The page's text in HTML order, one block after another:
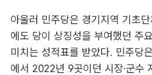
아울러 민주당은 경기지역 기초
에도 당이 상징성을 부여했던 주
미치는 성적표를 받았다. 민주당
에서 2022년 9곳이던 시장·군수